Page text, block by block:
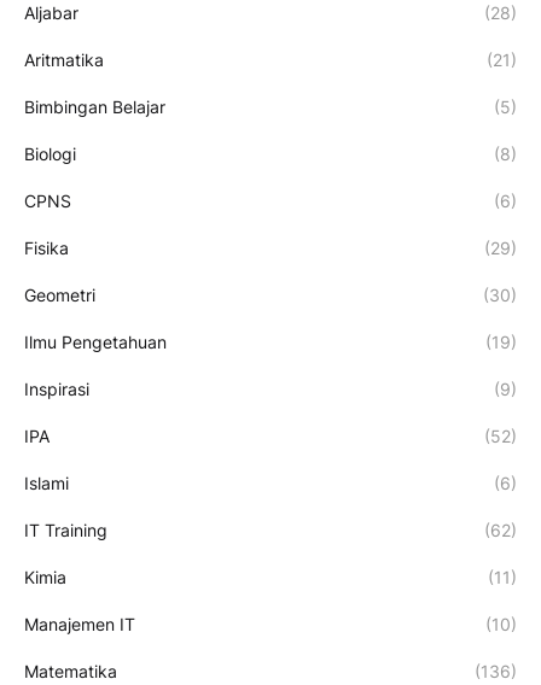
Aljabar (28)
Aritmatika (21)
Bimbingan Belajar (5)
Biologi (8)
CPNS (6)
Fisika (29)
Geometri (30)
Ilmu Pengetahuan (19)
Inspirasi (9)
IPA (52)
Islami (6)
IT Training (62)
Kimia (11)
Manajemen IT (10)
Matematika (136)